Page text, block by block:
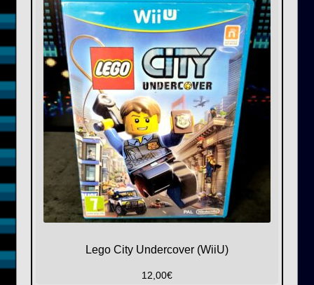
Lego City Undercover (WiiU)
12,00€